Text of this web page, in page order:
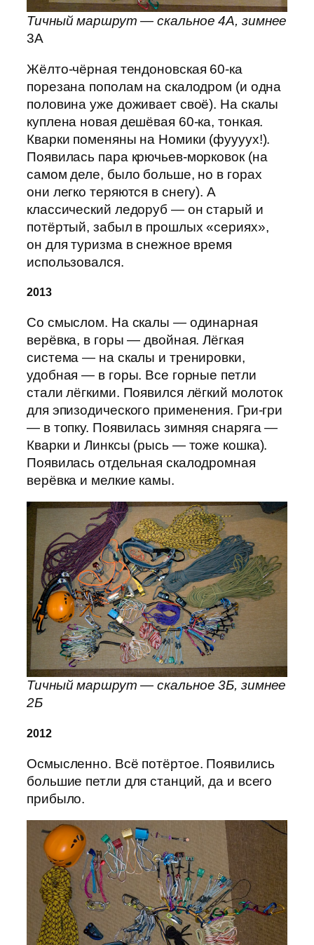
Тичный маршрут — скальное 4А, зимнее
3А
Жёлто-чёрная тендоновская 60-ка
порезана пополам на скалодром (и одна
половина уже доживает своё). На скалы
куплена новая дешёвая 60-ка, тонкая.
Кварки поменяны на Номики (фуууух!).
Появилась пара крючьев-морковок (на
самом деле, было больше, но в горах
они легко теряются в снегу). А
классический ледоруб — он старый и
потёртый, забыл в прошлых «сериях»,
он для туризма в снежное время
использовался.
2013
Со смыслом. На скалы — одинарная
верёвка, в горы — двойная. Лёгкая
система — на скалы и тренировки,
удобная — в горы. Все горные петли
стали лёгкими. Появился лёгкий молоток
для эпизодического применения. Гри-гри
— в топку. Появилась зимняя снаряга —
Кварки и Линксы (рысь — тоже кошка).
Появилась отдельная скалодромная
верёвка и мелкие камы.
Тичный маршрут — скальное 3Б, зимнее
2Б
2012
Осмысленно. Всё потёртое. Появились
большие петли для станций, да и всего
прибыло.